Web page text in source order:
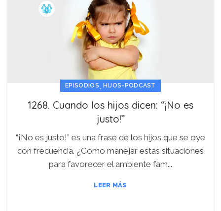
EPISODIOS HIJOS-PODCAST
1268. Cuando los hijos dicen: “¡No es
justo!”
“¡No es justo!” es una frase de los hijos que se oye
con frecuencia. ¿Cómo manejar estas situaciones
para favorecer el ambiente fam...
LEER MÁS